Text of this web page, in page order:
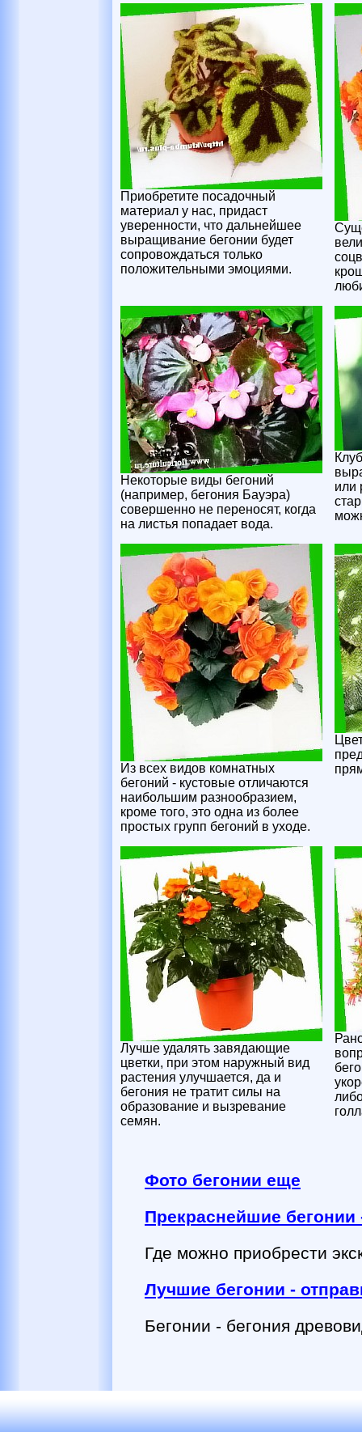
Приобретите посадочный
материал у нас, придаст
уверенности, что дальнейшее
выращивание бегонии будет
сопровождаться только
положительными эмоциями.
Некоторые виды бегоний
(например, бегония Бауэра)
совершенно не переносят, когда
на листья попадает вода.
или
Из всех видов комнатных
бегоний - кустовые отличаются
наибольшим разнообразием,
кроме того, это одна из более
простых групп бегоний в уходе.
Лучше удалять завядающие
цветки, при этом наружный вид
растения улучшается, да и
бегония не тратит силы на
образование и вызревание
семян.
Фото бегонии еще
Прекраснейшие бегонии
Где можно приобрести
Лучшие бегонии -
Бегонии - бегония